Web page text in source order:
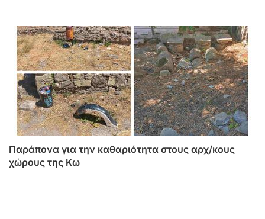
Παράπονα για την καθαριότητα στους αρχ/κους
χώρους της Κω